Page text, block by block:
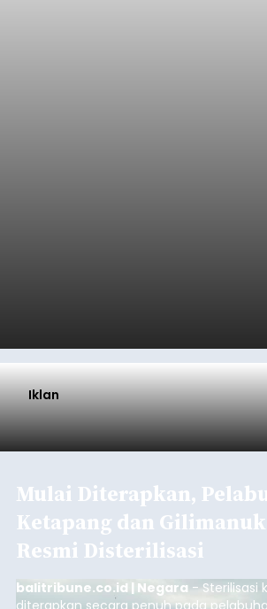
Iklan
Mulai Diterapkan,
Ketapang dan Gilimanuk
Resmi Disterilisasi
balitribune.co.id | Negara - Sterilisasi
diterapkan secara penuh pada